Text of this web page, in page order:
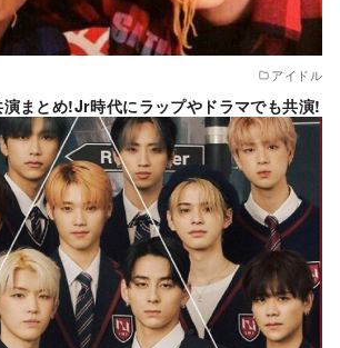
アイドル
まとめ!Jr時代にラップやドラマでも共演!